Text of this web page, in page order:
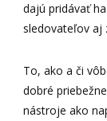
dajú pridávať
sledovateľov aj
To, ako a či
dobré
nástroje ako